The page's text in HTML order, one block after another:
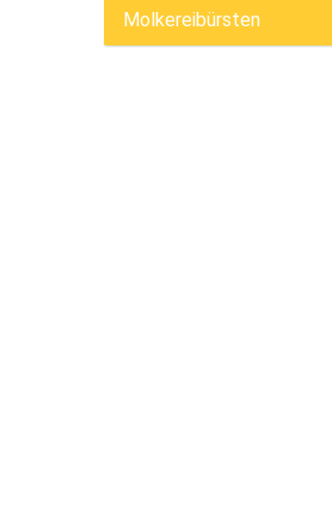
Molkereibürsten